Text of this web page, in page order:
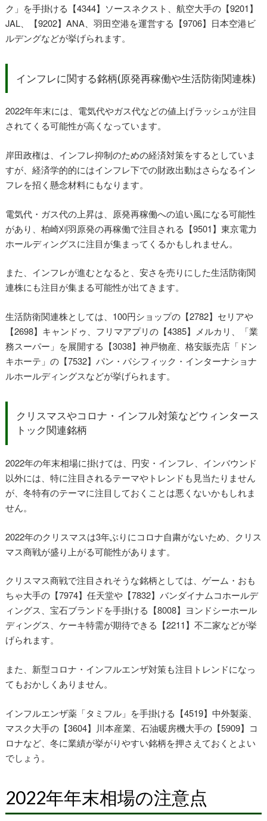
ク」を手掛ける【4344】ソースネクスト、航空大手の【9201】
JAL、【9202】ANA、羽田空港を運営する【9706】日本空港ビ
ルデングなどが挙げられます。
インフレに関する銘柄(原発再稼働や生活防衛関連株)
2022年年末には、電気代やガス代などの値上げラッシュが注目
されてくる可能性が高くなっています。
岸田政権は、インフレ抑制のための経済対策をするとしていま
すが、経済学的的にはインフレ下での財政出動はさらなるイン
フレを招く懸念材料にもなります。
電気代・ガス代の上昇は、原発再稼働への追い風になる可能性
があり、柏崎刈羽原発の再稼働で注目される【9501】東京電力
ホールディングスに注目が集まってくるかもしれません。
また、インフレが進むとなると、安さを売りにした生活防衛関
連株にも注目が集まる可能性が出てきます。
生活防衛関連株としては、100円ショップの【2782】セリアや
【2698】キャンドゥ、フリマアプリの【4385】メルカリ、「業
務スーパー」を展開する【3038】神戸物産、格安販売店「ドン
キホーテ」の【7532】パン・パシフィック・インターナショナ
ルホールディングスなどが挙げられます。
クリスマスやコロナ・インフル対策などウィンタース
トック関連銘柄
2022年の年末相場に掛けては、円安・インフレ、インバウンド
以外には、特に注目されるテーマやトレンドも見当たりません
が、冬特有のテーマに注目しておくことは悪くないかもしれま
せん。
2022年のクリスマスは3年ぶりにコロナ自粛がないため、クリス
マス商戦が盛り上がる可能性があります。
クリスマス商戦で注目されそうな銘柄としては、ゲーム・おも
ちゃ大手の【7974】任天堂や【7832】バンダイナムコホールデ
ィングス、宝石ブランドを手掛ける【8008】ヨンドシーホール
ディングス、ケーキ特需が期待できる【2211】不二家などが挙
げられます。
また、新型コロナ・インフルエンザ対策も注目トレンドになっ
てもおかしくありません。
インフルエンザ薬「タミフル」を手掛ける【4519】中外製薬、
マスク大手の【3604】川本産業、石油暖房機大手の【5909】コ
ロナなど、冬に業績が挙がりやすい銘柄を押さえておくとよい
でしょう。
2022年年末相場の注意点